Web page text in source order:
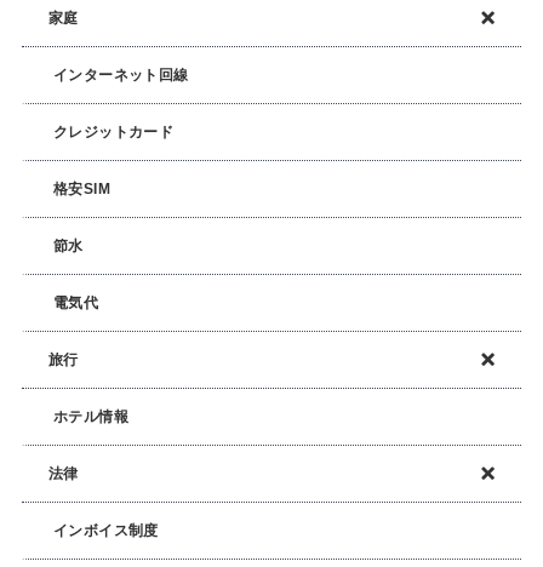
家庭
インターネット回線
クレジットカード
格安SIM
節水
電気代
旅行
ホテル情報
法律
インボイス制度